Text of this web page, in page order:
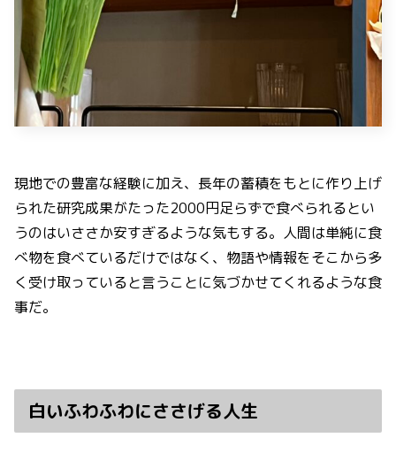
現地での豊富な経験に加え、長年の蓄積をもとに作り上げ
られた研究成果がたった2000円足らずで食べられるとい
うのはいささか安すぎるような気もする。人間は単純に食
べ物を食べているだけではなく、物語や情報をそこから多
く受け取っていると言うことに気づかせてくれるような食
事だ。
白いふわふわにささげる人生